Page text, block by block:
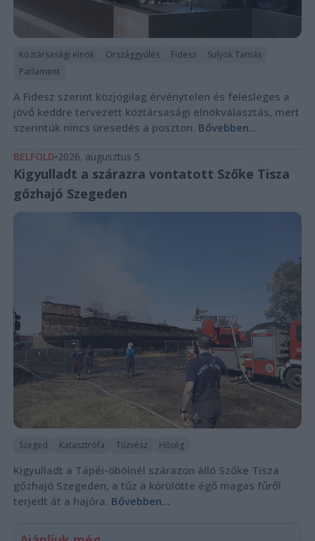
Köztársasági elnök Országgyűlés Fidesz
Sulyok Tamás
Parlament
A Fidesz szerint közjogilag érvénytelen és felesleges a
jövő keddre tervezett köztársasági elnökválasztás, mert
szerintük nincs üresedés a poszton. Bővebben...
BELFÖLD 2026. augusztus 5.
Kigyulladt a szárazra vontatott Szőke Tisza
gőzhajó Szegeden
Szeged Katasztrófa Tűzvész Hőség
Kigyulladt a Tápéi-öbölnél szárazon álló Szőke Tisza
gőzhajó Szegeden, a tűz a körülötte égő magas fűről
terjedt át a hajóra. Bővebben...